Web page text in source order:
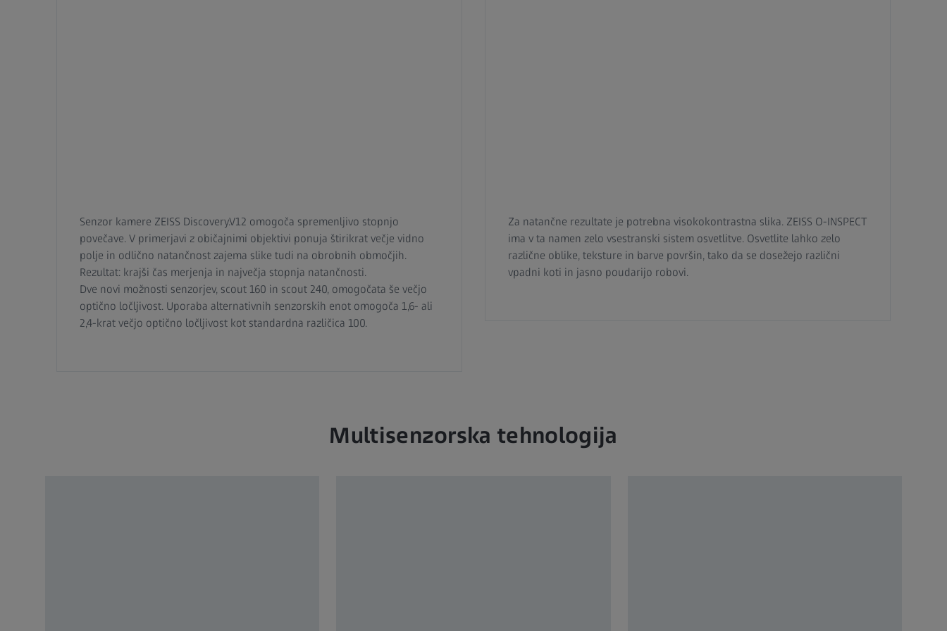
Senzor kamere ZEISS Discovery.V12 omogoča spremenljivo stopnjo
povečave. V primerjavi z običajnimi objektivi ponuja štirikrat večje vidno
polje in odlično natančnost zajema slike tudi na obrobnih območjih.
Rezultat: krajši čas merjenja in največja stopnja natančnosti.
Dve novi možnosti senzorjev, scout 160 in scout 240, omogočata še večjo
optično ločljivost. Uporaba alternativnih senzorskih enot omogoča 1,6- ali
2,4-krat večjo optično ločljivost kot standardna različica 100.
Za natančne rezultate je potrebna visokokontrastna slika. ZEISS O-INSPECT
ima v ta namen zelo vsestranski sistem osvetlitve. Osvetlite lahko zelo
različne oblike, teksture in barve površin, tako da se dosežejo različni
vpadni koti in jasno poudarijo robovi.
Multisenzorska tehnologija